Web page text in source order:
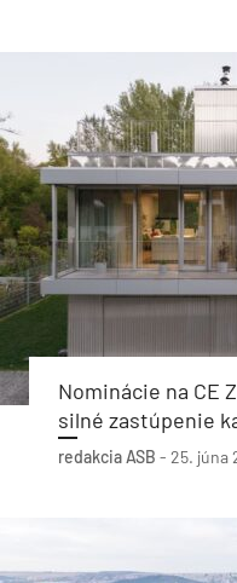
Nominácie na CE
silné zastúpenie
redakcia ASB - 25. júna